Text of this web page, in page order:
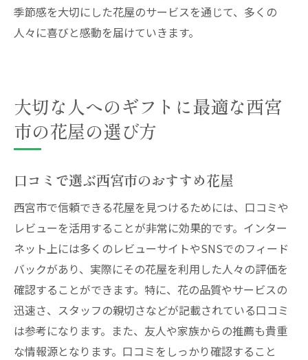
季節感を大切にした花屋のサービスを通じて、多くの
人々に喜びと感動を届けていきます。
大切な人へのギフトに最適な西宮
市の花屋の選び方
口コミで選ぶ西宮市のおすすめ花屋
西宮市で信頼できる花屋を見つけるためには、口コミや
レビューを活用することが非常に効果的です。インター
ネット上には多くのレビューサイトやSNSでのフィード
バックがあり、実際にその花屋を利用した人々の評価を
確認することができます。特に、花の品質やサービスの
迅速さ、スタッフの親切さなどが記載されている口コミ
は参考になります。また、友人や家族からの推薦も貴重
な情報源となります。口コミをしっかり確認すること